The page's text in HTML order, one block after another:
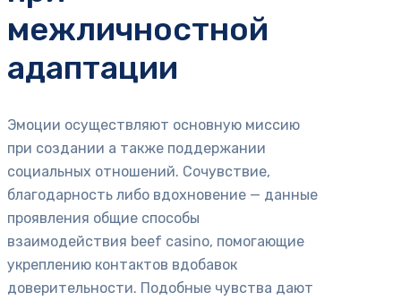
межличностной
адаптации
Эмоции осуществляют основную миссию
при создании а также поддержании
социальных отношений. Сочувствие,
благодарность либо вдохновение — данные
проявления общие способы
взаимодействия beef casino, помогающие
укреплению контактов вдобавок
доверительности. Подобные чувства дают